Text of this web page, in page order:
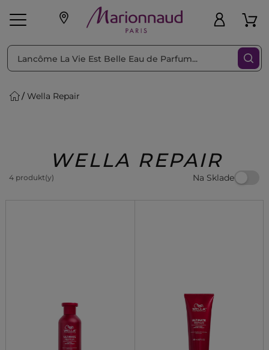
pleť Líčenie
Beauty
Wella Repair
WELLA REPAIR
4 produkt(y) Na Sklade
Triediť podľa Filtrovať